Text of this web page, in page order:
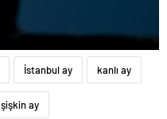
İstanbul ay kanlı ay
şişkin ay